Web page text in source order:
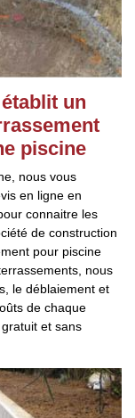
un
piscine
nous vous
en ligne en
connaitre les
de construction
pour piscine
nous
le déblaiement et
de chaque
et sans